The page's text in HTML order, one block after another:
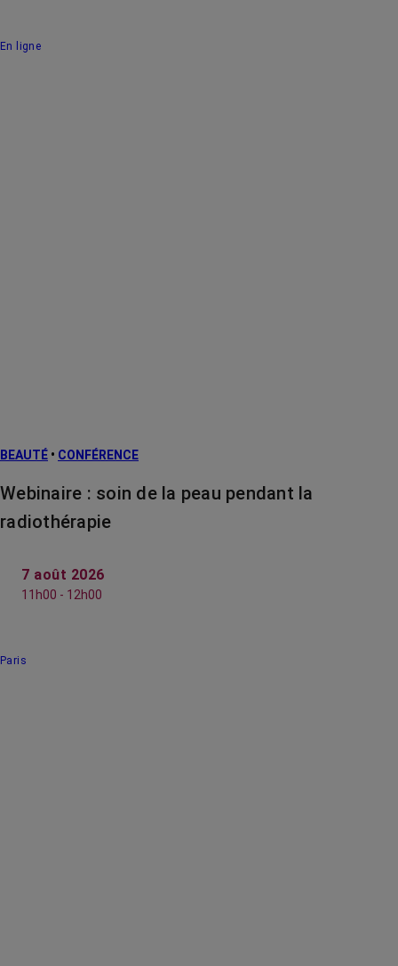
En ligne
BEAUTÉ • CONFÉRENCE
Webinaire : soin de la peau pendant la
radiothérapie
7 août 2026
11h00 - 12h00
Paris